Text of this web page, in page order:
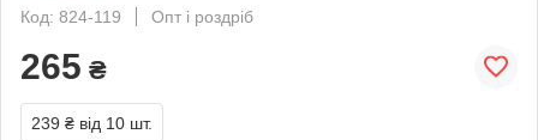
Код: 824-119
Опт і роздріб
265 ₴
239 ₴ від 10 шт.